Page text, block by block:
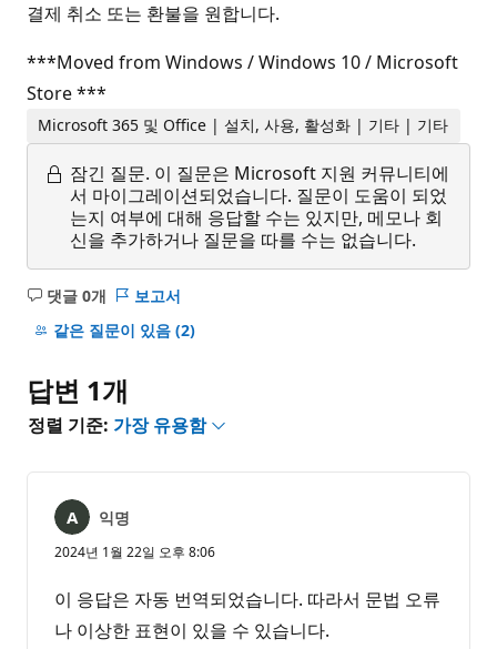
결제 취소 또는 환불을 원합니다.
***Moved from Windows / Windows 10 / Microsoft
Store ***
Microsoft 365 및 Office | 설치, 사용, 활성화 | 기타 | 기타
잠긴 질문. 이 질문은 Microsoft 지원 커뮤니티에
서 마이그레이션되었습니다. 질문이 도움이 되었
는지 여부에 대해 응답할 수는 있지만, 메모나 회
신을 추가하거나 질문을 따를 수는 없습니다.
댓글 0개
설
명
음
보고서
같은 질문이 있음 (2)
답변 1개
정렬 기준: 가장 유용함
익명
2024년 1월 22일 오후 8:06
이 응답은 자동 번역되었습니다. 따라서 문법 오류
나 이상한 표현이 있을 수 있습니다.